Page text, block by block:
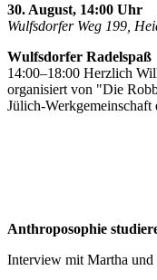
30. August, 14:00 Uhr
Wulfsdorfer Weg 199,
Wulfsdorfer Radelspaß
14:00–18:00 Herzlich
organisiert von "Die
Jülich-Werkgemeinschaft
Anthroposophie
Interview mit Martha und